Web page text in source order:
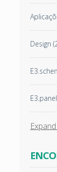
Design
E3.panel